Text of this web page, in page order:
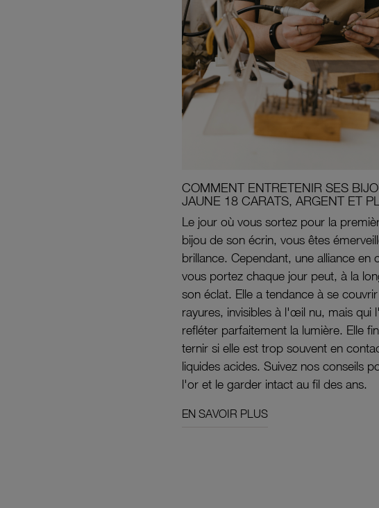
COMMENT ENTRETENIR SES
JAUNE 18 CARATS, ARGENT ET
Le jour où vous sortez pour la
bijou de son écrin, vous êtes
brillance. Cependant, une alliance en
vous portez chaque jour peut, à la
son éclat. Elle a tendance à se
rayures, invisibles à l'œil nu, mais qui
refléter parfaitement la lumière. Elle
ternir si elle est trop souvent en
liquides acides. Suivez nos conseils
l'or et le garder intact au fil des ans.
EN SAVOIR PLUS